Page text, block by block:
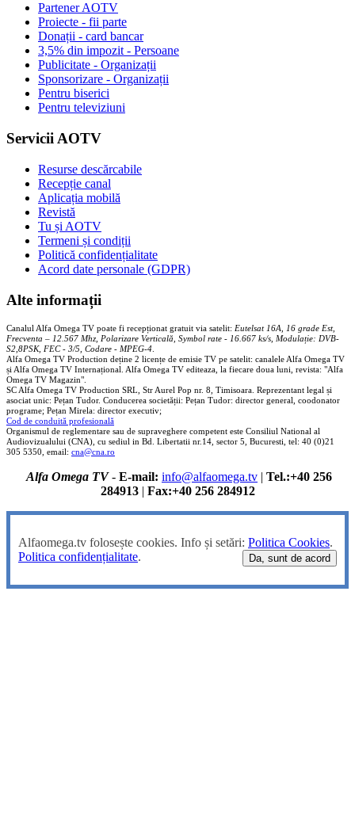
Partener AOTV
Proiecte - fii parte
Donații - card bancar
3,5% din impozit - Persoane
Publicitate - Organizații
Sponsorizare - Organizații
Pentru biserici
Pentru televiziuni
Servicii AOTV
Resurse descărcabile
Recepție canal
Aplicația mobilă
Revistă
Tu și AOTV
Termeni și condiții
Politică confidențialitate
Acord date personale (GDPR)
Alte informații
Canalul Alfa Omega TV poate fi recepționat gratuit via satelit: Eutelsat 16A, 16 grade Est,
Frecventa – 12.567 Mhz, Polarizare Verticală, Symbol rate - 16.667 ks/s, Modulație: DVB-
S2,8PSK, FEC - 3/5, Codare - MPEG-4.
Alfa Omega TV Production deține 2 licențe de emisie TV pe satelit: canalele Alfa Omega TV
și Alfa Omega TV Internațional. Alfa Omega TV editeaza, la fiecare doua luni, revista: "Alfa
Omega TV Magazin".
SC Alfa Omega TV Production SRL, Str Aurel Pop nr. 8, Timisoara. Reprezentant legal și
asociat unic: Pețan Tudor. Conducerea societății: Pețan Tudor: director general, coodonator
programe; Pețan Mirela: director executiv;
Cod de conduită profesională
Organismul de reglementare sau de supraveghere competent este Consiliul National al
Audiovizualului (CNA), cu sediul in Bd. Libertatii nr.14, sector 5, Bucuresti, tel: 40 (0)21
305 5350, email: cna@cna.ro
Alfa Omega TV- E-mail: info@alfaomega.tv | Tel.:+40 256
284913| Fax:+40 256 284912
Alfaomega.tv folosește cookies. Info și setări: Politica Cookies.
Politica confidențialitate. Da, sunt de acord